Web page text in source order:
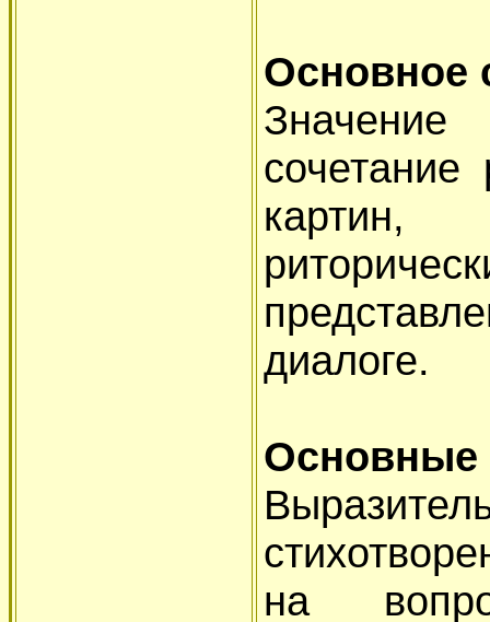
Основное
сочетание
картин,
диалоге.
Основные
на